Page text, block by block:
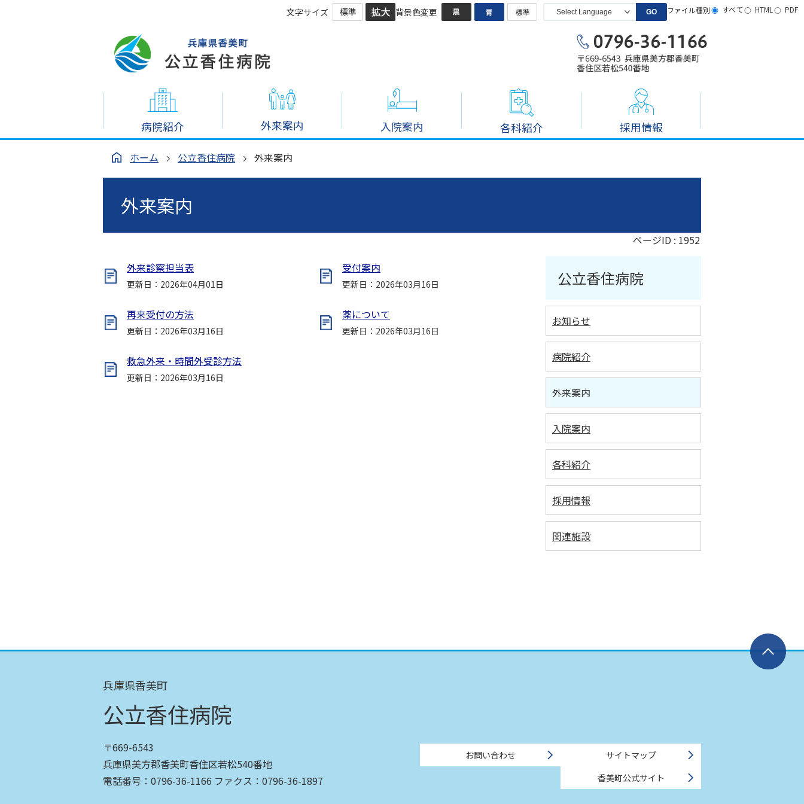
文字サイズ 背景色変更 GO ファイル種別 すべて HTML PDF
病院紹介 外来案内 入院案内 各科紹介 採用情報
ホーム 公立香住病院 外来案内
外来案内
ページID : 1952
外来診察担当表
更新日：2026年04月01日
受付案内
更新日：2026年03月16日
再来受付の方法
更新日：2026年03月16日
薬について
更新日：2026年03月16日
救急外来・時間外受診方法
更新日：2026年03月16日
公立香住病院
お知らせ
病院紹介
外来案内
入院案内
各科紹介
採用情報
関連施設
兵庫県香美町
公立香住病院
〒669-6543
兵庫県美方郡香美町香住区若松540番地
電話番号：0796-36-1166 ファクス：0796-36-1897
お問い合わせ
サイトマップ
香美町公式サイト